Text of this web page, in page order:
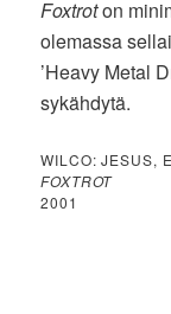
Foxtroton
olemassa
’Heavy Metal
sykähdytä.
WILCO: JESUS,
FOXTROT
2001